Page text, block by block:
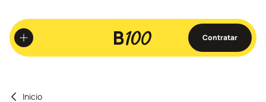
Ir
al
contenido
principal
Contratar
Inicio